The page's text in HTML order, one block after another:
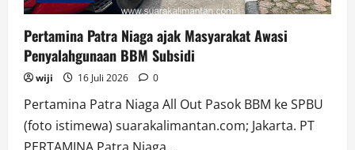
Pertamina Patra Niaga ajak Masyarakat Awasi
Penyalahgunaan BBM Subsidi
wiji 16 Juli 2026 0
Pertamina Patra Niaga All Out Pasok BBM ke SPBU
(foto istimewa) suarakalimantan.com; Jakarta. PT